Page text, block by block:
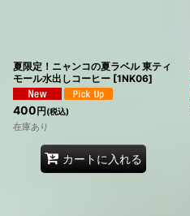
夏限定！ニャンコの夏ラベル 東ティ
モール水出しコーヒー [1NK06]
400 円 (税込)
在庫あり
カートに入れる